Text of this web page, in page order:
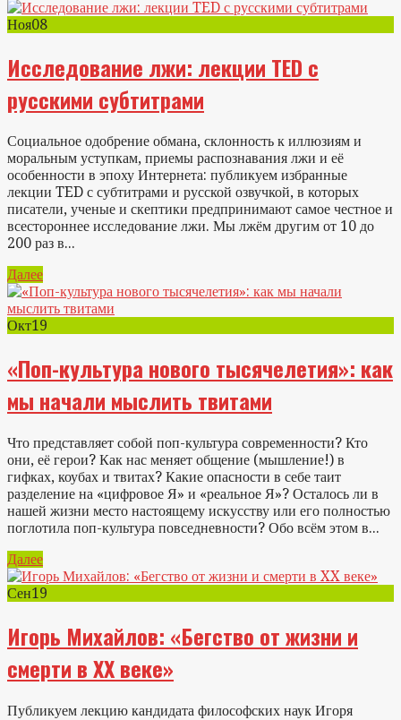
Ноя08
Исследование лжи: лекции TED с
русскими субтитрами
Социальное одобрение обмана, склонность к иллюзиям и
моральным уступкам, приемы распознавания лжи и её
особенности в эпоху Интернета: публикуем избранные
лекции TED с субтитрами и русской озвучкой, в которых
писатели, ученые и скептики предпринимают самое честное и
всестороннее исследование лжи. Мы лжём другим от 10 до
200 раз в...
Далее
Окт19
«Поп-культура нового тысячелетия»: как
мы начали мыслить твитами
Что представляет собой поп-культура современности? Кто
они, её герои? Как нас меняет общение (мышление!) в
гифках, коубах и твитах? Какие опасности в себе таит
разделение на «цифровое Я» и «реальное Я»? Осталось ли в
нашей жизни место настоящему искусству или его полностью
поглотила поп-культура повседневности? Обо всём этом в...
Далее
Сен19
Игорь Михайлов: «Бегство от жизни и
смерти в XX веке»
Публикуем лекцию кандидата философских наук Игоря